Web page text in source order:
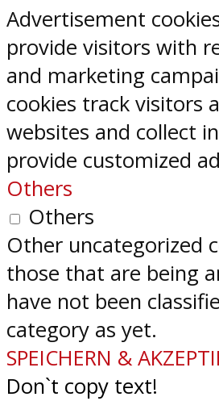
Advertisement
provide visitors with
and marketing
cookies track visitors
websites and collect
provide customized
Others
Others
Other uncategorized
those that are being
have not been
category as yet.
SPEICHERN &
Don`t copy text!